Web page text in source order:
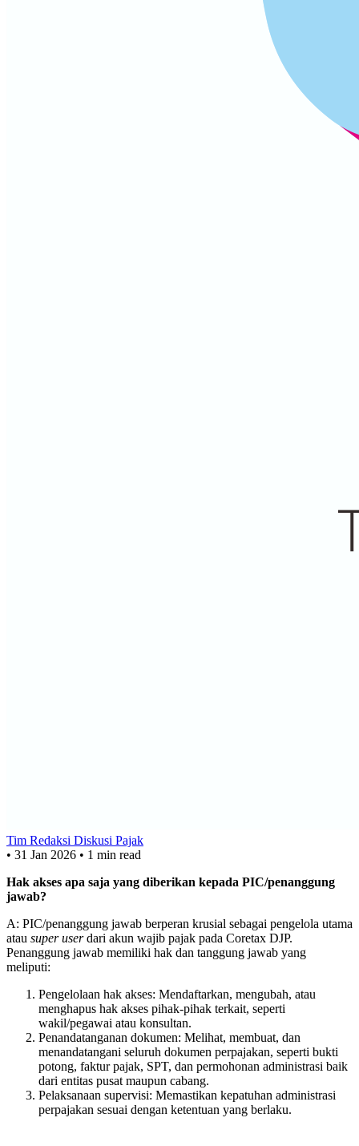
Tim Redaksi Diskusi Pajak
• 31 Jan 2026 • 1 min read
Hak akses apa saja yang diberikan kepada PIC/penanggung
jawab?
A: PIC/penanggung jawab berperan krusial sebagai pengelola utama
atau super userdari akun wajib pajak pada Coretax DJP.
Penanggung jawab memiliki hak dan tanggung jawab yang
meliputi:
Pengelolaan hak akses: Mendaftarkan, mengubah, atau
menghapus hak akses pihak-pihak terkait, seperti
wakil/pegawai atau konsultan.
Penandatanganan dokumen: Melihat, membuat, dan
menandatangani seluruh dokumen perpajakan, seperti bukti
potong, faktur pajak, SPT, dan permohonan administrasi baik
dari entitas pusat maupun cabang.
Pelaksanaan supervisi: Memastikan kepatuhan administrasi
perpajakan sesuai dengan ketentuan yang berlaku.